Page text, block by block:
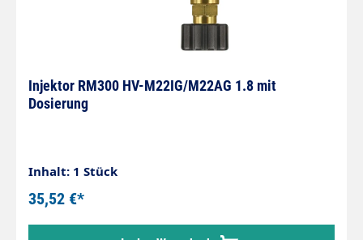
Injektor RM300 HV-M22IG/M22AG 1.8 mit
Dosierung
Inhalt: 1 Stück
35,52 €*